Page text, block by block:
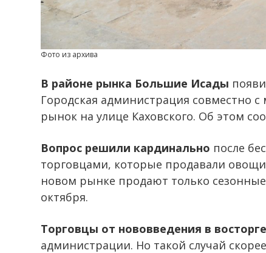
Фото из архива
В районе рынка Большие Исады
Городская администрация совместно
рынок на улице Каховского. Об этом
Вопрос решили кардинально после
торговцами, которые продавали
новом рынке продают только
октября.
Торговцы от нововведения в
администрации. Но такой случай